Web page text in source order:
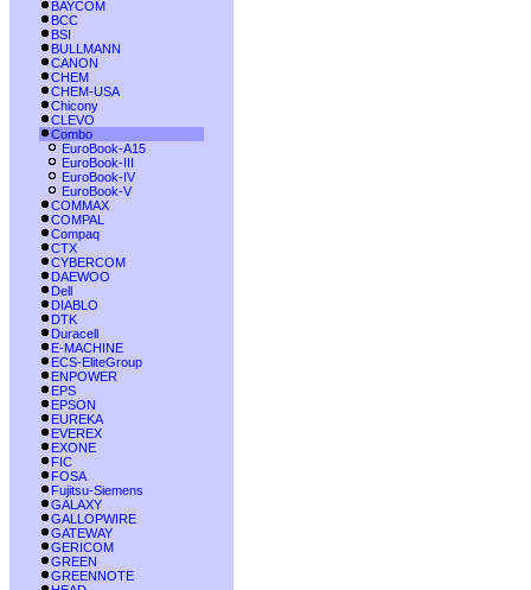
BAYCOM
BCC
BSI
BULLMANN
CANON
CHEM
CHEM-USA
Chicony
CLEVO
Combo
EuroBook-A15
EuroBook-III
EuroBook-IV
EuroBook-V
COMMAX
COMPAL
Compaq
CTX
CYBERCOM
DAEWOO
Dell
DIABLO
DTK
Duracell
E-MACHINE
ECS-EliteGroup
ENPOWER
EPS
EPSON
EUREKA
EVEREX
EXONE
FIC
FOSA
Fujitsu-Siemens
GALAXY
GALLOPWIRE
GATEWAY
GERICOM
GREEN
GREENNOTE